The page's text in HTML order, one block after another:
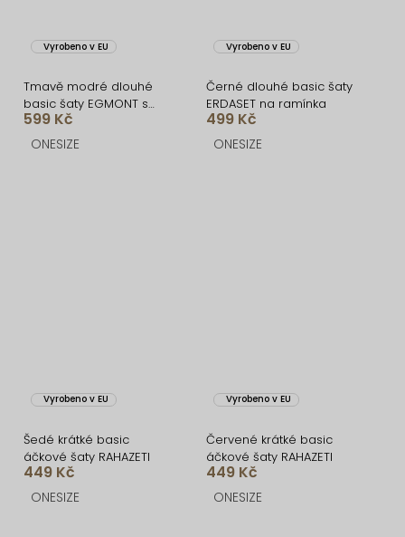
Vyrobeno v EU
Tmavě modré dlouhé
basic šaty EGMONT s
rozparkem
599 Kč
ONESIZE
Vyrobeno v EU
Černé dlouhé basic šaty
ERDASET na ramínka
499 Kč
ONESIZE
Vyrobeno v EU
Šedé krátké basic
áčkové šaty RAHAZETI
449 Kč
ONESIZE
Vyrobeno v EU
Červené krátké basic
áčkové šaty RAHAZETI
449 Kč
ONESIZE